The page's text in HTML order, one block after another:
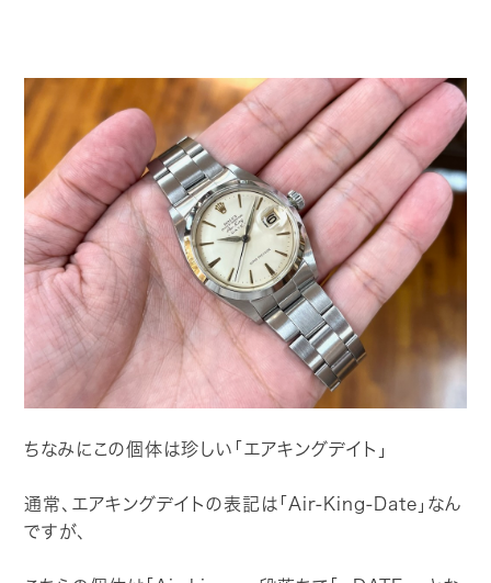
ちなみにこの個体は珍しい「エアキングデイト」
通常、エアキングデイトの表記は「Air-King-Date」なん
ですが、